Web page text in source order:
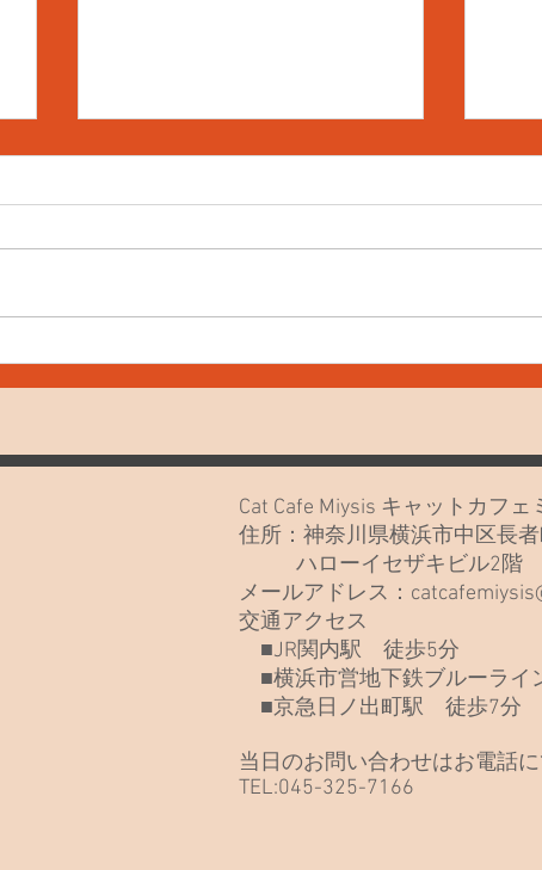
のねこたち
な
Cat Cafe Miysis キャットカフ
住所：神奈川県横浜市中区長
ハローイセザキビル2階
メールアドレス：
交通アクセス
■JR関内駅 徒歩5分
■横浜市営地下鉄ブルーラ
■京急日ノ出町駅 徒歩7分
当日のお問い合わせはお電話
TEL:045-325-7166